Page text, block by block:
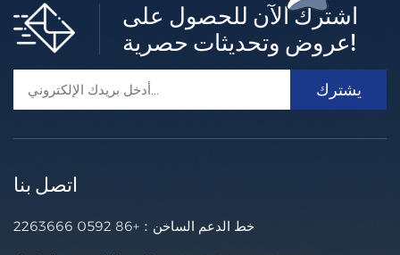
اشترك الآن للحصول على
عروض وتحديثات حصرية!
اتصل بنا
خط الدعم الساخن： +86 0592 2263666